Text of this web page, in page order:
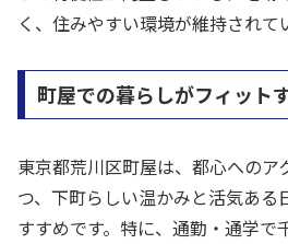
く、住みやすい環境が維持されて
町屋での暮らしがフィット
東京都荒川区町屋は、都心へのア
つ、下町らしい温かみと活気ある
すすめです。特に、通勤・通学で